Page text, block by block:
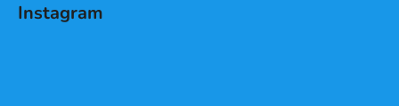
Instagram